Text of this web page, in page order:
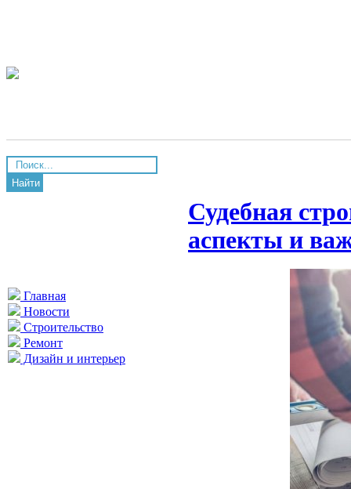
Найти
Главная
Новости
Строительство
Ремонт
Дизайн и интерьер
Судебная
аспекты и